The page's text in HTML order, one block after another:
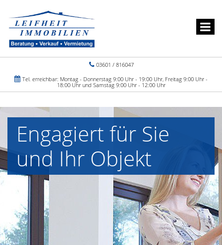
03601 / 816047
Tel. erreichbar: Montag - Donnerstag 9:00 Uhr - 19:00 Uhr, Freitag 9:00 Uhr -
18:00 Uhr und Samstag 9:00 Uhr - 12:00 Uhr
Engagiert für Sie
und Ihr Objekt